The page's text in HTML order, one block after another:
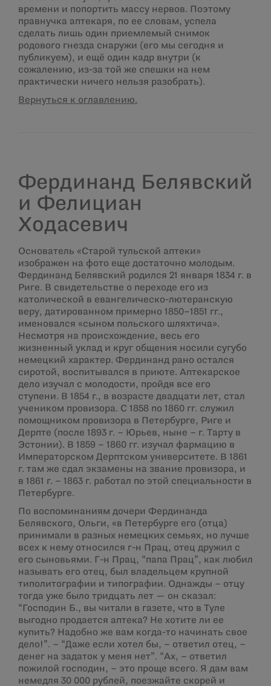
времени и попортить массу нервов. Поэтому
правнучка аптекаря, по ее словам, успела
сделать лишь один приемлемый снимок
родового гнезда снаружи (его мы сегодня и
публикуем), и ещё один кадр внутри (к
сожалению, из-за той же спешки на нем
практически ничего нельзя разобрать).
Вернуться к оглавлению.
Фердинанд Белявский
и Фелициан
Ходасевич
Основатель «Старой тульской аптеки»
изображен на фото еще достаточно молодым.
Фердинанд Белявский родился 21 января 1834 г. в
Риге. В свидетельстве о переходе его из
католической в евангелическо-лютеранскую
веру, датированном примерно 1850–1851 гг.,
именовался «сыном польского шляхтича».
Несмотря на происхождение, весь его
жизненный уклад и круг общения носили сугубо
немецкий характер. Фердинанд рано остался
сиротой, воспитывался в приюте. Аптекарское
дело изучал с молодости, пройдя все его
ступени. В 1854 г., в возрасте двадцати лет, стал
учеником провизора. С 1858 по 1860 гг. служил
помощником провизора в Петербурге, Риге и
Дерпте (после 1893 г. – Юрьев, ныне – г. Тарту в
Эстонии). В 1859 – 1860 гг. изучал фармацию в
Императорском Дерптском университете. В 1861
г. там же сдал экзамены на звание провизора, и
в 1861 г. – 1863 г. работал по этой специальности в
Петербурге.
По воспоминаниям дочери Фердинанда
Белявского, Ольги, «в Петербурге его (отца)
принимали в разных немецких семьях, но лучше
всех к нему относился г-н Прац, отец дружил с
его сыновьями. Г-н Прац, “папа Прац”, как любил
называть его отец, был владельцем крупной
типолитографии и типографии. Однажды – отцу
тогда уже было тридцать лет — он сказал:
“Господин Б., вы читали в газете, что в Туле
выгодно продается аптека? Не хотите ли ее
купить? Надобно же вам когда-то начинать свое
дело!”. – “Даже если хотел бы, – ответил отец, –
денег на задаток у меня нет”. “Ах, – ответил
пожилой господин, – это проще всего. Я дам вам
немедля 30 000 рублей, поезжайте скорей и